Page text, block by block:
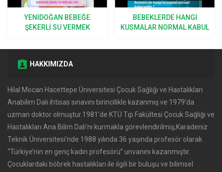
YENIDOĞAN BEBEĞE
ŞEKERLI SU VERMEK
BEBEKLERDE HANGI
KUSMALAR NORMAL KABUL
HAKKIMIZDA
Hilal Mocan Hacettepe Üniversitesi Çocuk Sağlığı ve Hastalıkları
Anabilim Dalı ihtisas sınavını birincilikle kazanmış ve 1979’da
uzman doktor olmuştur.1981’de KTÜ Tıp Fakültesi Çocuk Sağlığı ve
Hastalıkları Ana Bilim Dalı’nı kurmakla görevlendirilmiş,Karadeniz
Teknik Üniversitesi’nde 1988 yılında 36 yaşında profesör olarak
‘‘Türkiye’nin en genç kadın profesörü’’ unvanını kazanmıştır.
Çocuklardaki böbrek hastalıkları ile ilgili bir buluşu ve bilimsel